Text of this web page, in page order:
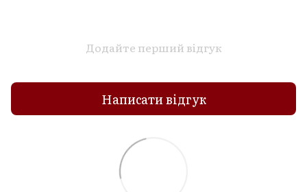
Додайте перший відгук
Написати відгук